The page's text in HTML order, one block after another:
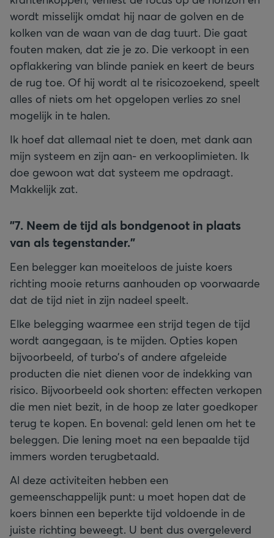
wordt misselijk omdat hij naar de golven en de
kolken van de waan van de dag tuurt. Die gaat
fouten maken, dat zie je zo. Die verkoopt in een
opflakkering van blinde paniek en keert de beurs
de rug toe. Of hij wordt al te risicozoekend, speelt
alles of niets om het opgelopen verlies zo snel
mogelijk in te halen.
Ik hoef dat allemaal niet te doen, met dank aan
mijn systeem en zijn aan- en verkooplimieten. Ik
doe gewoon wat dat systeem me opdraagt.
Makkelijk zat.
"7. Neem de tijd als bondgenoot in plaats
van als tegenstander."
Een belegger kan moeiteloos de juiste koers
richting mooie returns aanhouden op voorwaarde
dat de tijd niet in zijn nadeel speelt.
Elke belegging waarmee een strijd tegen de tijd
wordt aangegaan, is te mijden. Opties kopen
bijvoorbeeld, of turbo’s of andere afgeleide
producten die niet dienen voor de indekking van
risico. Bijvoorbeeld ook shorten: effecten verkopen
die men niet bezit, in de hoop ze later goedkoper
terug te kopen. En bovenal: geld lenen om het te
beleggen. Die lening moet na een bepaalde tijd
immers worden terugbetaald.
Al deze activiteiten hebben een
gemeenschappelijk punt: u moet hopen dat de
koers binnen een beperkte tijd voldoende in de
juiste richting beweegt. U bent dus overgeleverd